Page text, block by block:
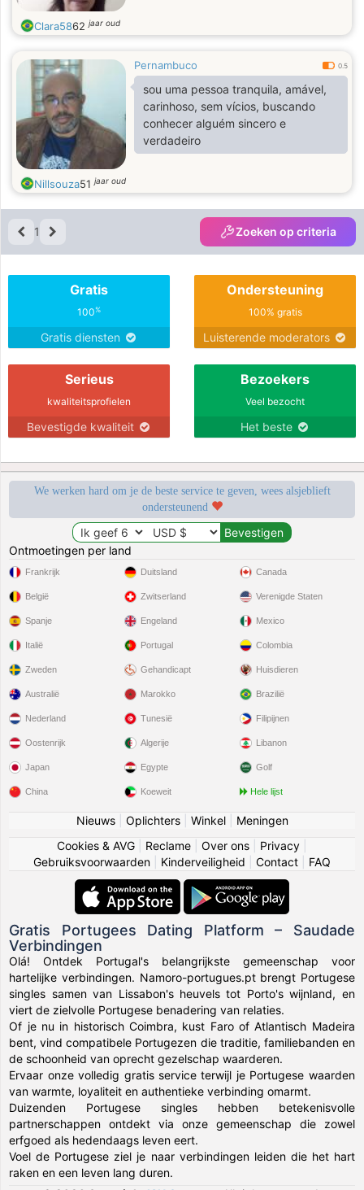
Clara5862jaar oud
Pernambuco 0.5
sou uma pessoa tranquila, amável,
carinhoso, sem vícios, buscando
conhecer alguém sincero e
verdadeiro
Nillsouza51jaar oud
1 Zoeken op criteria
Gratis
100%
Gratis diensten
Ondersteuning
100% gratis
Luisterende moderators
Serieus
kwaliteitsprofielen
Bevestigde kwaliteit
Bezoekers
Veel bezocht
Het beste
We werken hard om je de beste service te geven, wees alsjeblieft
ondersteunend
Ontmoetingen per land
Frankrijk
België
Spanje
Italië
Zweden
Duitsland
Zwitserland
Engeland
Portugal
Gehandicapt
Canada
Verenigde Staten
Mexico
Colombia
Huisdieren
Australië
Nederland
Oostenrijk
Japan
China
Marokko
Tunesië
Algerije
Egypte
Koeweit
Brazilië
Filipijnen
Libanon
Golf
Hele lijst
Nieuws| Oplichters| Winkel| Meningen
Cookies & AVG
Reclame Over ons Privacy
Gebruiksvoorwaarden
Kinderveiligheid Contact FAQ
Gratis Portugees Dating Platform – Saudade
Verbindingen
Olá! Ontdek Portugal's belangrijkste gemeenschap voor
hartelijke verbindingen. Namoro-portugues.pt brengt Portugese
singles samen van Lissabon's heuvels tot Porto's wijnland, en
viert de zielvolle Portugese benadering van relaties.
Of je nu in historisch Coimbra, kust Faro of Atlantisch Madeira
bent, vind compatibele Portugezen die traditie, familiebanden en
de schoonheid van oprecht gezelschap waarderen.
Ervaar onze volledig gratis service terwijl je Portugese waarden
van warmte, loyaliteit en authentieke verbinding omarmt.
Duizenden Portugese singles hebben betekenisvolle
partnerschappen ontdekt via onze gemeenschap die zowel
erfgoed als hedendaags leven eert.
Voel de Portugese ziel je naar verbindingen leiden die het hart
raken en een leven lang duren.